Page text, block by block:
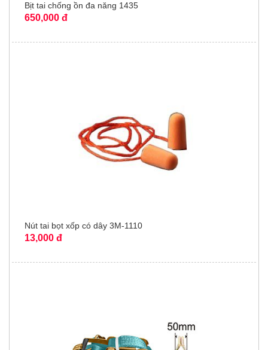
Bịt tai chống ồn đa năng 1435
650,000 đ
Nút tai bọt xốp có dây 3M-1110
13,000 đ